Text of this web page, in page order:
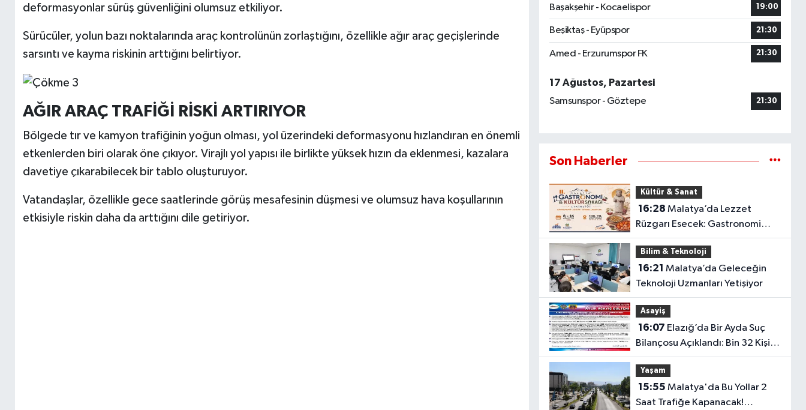
deformasyonlar sürüş güvenliğini olumsuz etkiliyor.
Sürücüler, yolun bazı noktalarında araç kontrolünün zorlaştığını, özellikle ağır araç geçişlerinde
sarsıntı ve kayma riskinin arttığını belirtiyor.
AĞIR ARAÇ TRAFİĞİ RİSKİ ARTIRIYOR
Bölgede tır ve kamyon trafiğinin yoğun olması, yol üzerindeki deformasyonu hızlandıran en önemli
etkenlerden biri olarak öne çıkıyor. Virajlı yol yapısı ile birlikte yüksek hızın da eklenmesi, kazalara
davetiye çıkarabilecek bir tablo oluşturuyor.
Vatandaşlar, özellikle gece saatlerinde görüş mesafesinin düşmesi ve olumsuz hava koşullarının
etkisiyle riskin daha da arttığını dile getiriyor.
Başakşehir - Kocaelispor
19:00
Beşiktaş - Eyüpspor 21:30
Amed - Erzurumspor FK 21:30
17 Ağustos, Pazartesi
Samsunspor - Göztepe
21:30
Son Haberler
Kültür & Sanat
16:28
Rüzgarı Esecek: Gastronomi
Festivali İçin Geri Sayım Başladı
Bilim & Teknoloji
16:21
Teknoloji Uzmanları Yetişiyor
Asayiş
16:07
Bilançosu Açıklandı: Bin 32 Kişi
Yakalandı
Yaşam
15:55
Saat Trafiğe Kapanacak!